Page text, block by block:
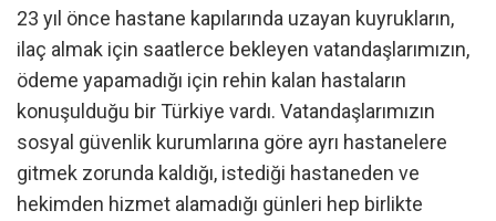
23 yıl önce hastane kapılarında uzayan kuyrukların,
ilaç almak için saatlerce bekleyen vatandaşlarımızın,
ödeme yapamadığı için rehin kalan hastaların
konuşulduğu bir Türkiye vardı. Vatandaşlarımızın
sosyal güvenlik kurumlarına göre ayrı hastanelere
gitmek zorunda kaldığı, istediği hastaneden ve
hekimden hizmet alamadığı günleri hep birlikte